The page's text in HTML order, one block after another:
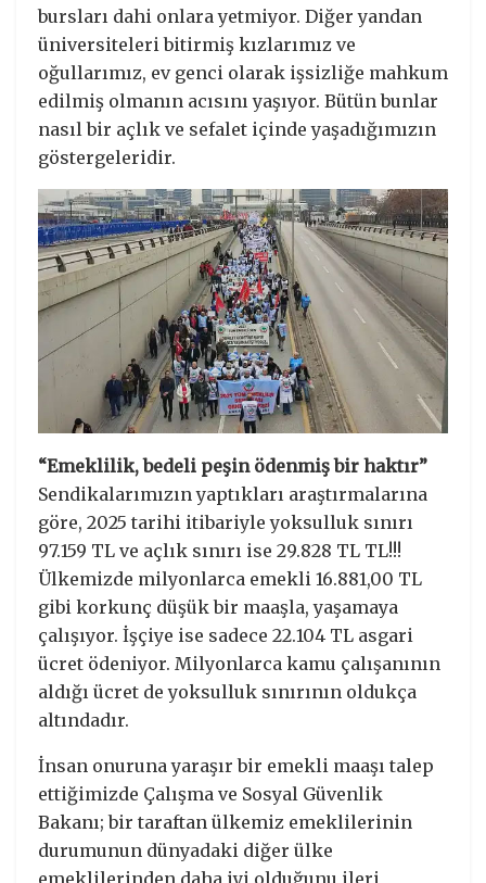
bursları dahi onlara yetmiyor. Diğer yandan
üniversiteleri bitirmiş kızlarımız ve
oğullarımız, ev genci olarak işsizliğe mahkum
edilmiş olmanın acısını yaşıyor. Bütün bunlar
nasıl bir açlık ve sefalet içinde yaşadığımızın
göstergeleridir.
“Emeklilik, bedeli peşin ödenmiş bir haktır”
Sendikalarımızın yaptıkları araştırmalarına
göre, 2025 tarihi itibariyle yoksulluk sınırı
97.159 TL ve açlık sınırı ise 29.828 TL TL!!!
Ülkemizde milyonlarca emekli 16.881,00 TL
gibi korkunç düşük bir maaşla, yaşamaya
çalışıyor. İşçiye ise sadece 22.104 TL asgari
ücret ödeniyor. Milyonlarca kamu çalışanının
aldığı ücret de yoksulluk sınırının oldukça
altındadır.
İnsan onuruna yaraşır bir emekli maaşı talep
ettiğimizde Çalışma ve Sosyal Güvenlik
Bakanı; bir taraftan ülkemiz emeklilerinin
durumunun dünyadaki diğer ülke
emeklilerinden daha iyi olduğunu ileri